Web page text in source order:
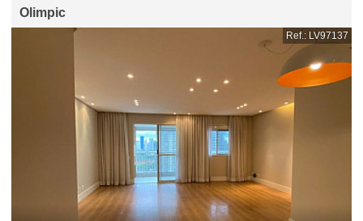
Olimpic
Ref.: LV97137